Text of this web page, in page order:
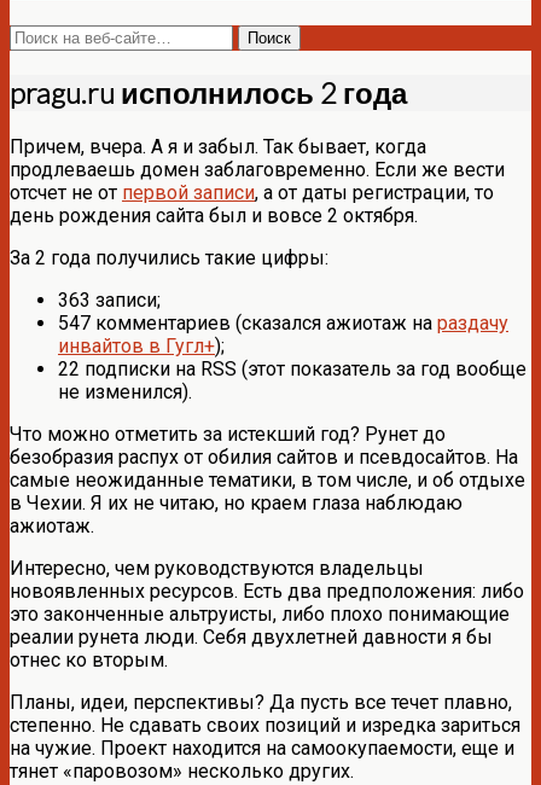
pragu.ru исполнилось 2 года
Причем, вчера. А я и забыл. Так бывает, когда
продлеваешь домен заблаговременно. Если же вести
отсчет не от первой записи, а от даты регистрации, то
день рождения сайта был и вовсе 2 октября.
За 2 года получились такие цифры:
363 записи;
547 комментариев (сказался ажиотаж на раздачу
инвайтов в Гугл+);
22 подписки на RSS (этот показатель за год вообще
не изменился).
Что можно отметить за истекший год? Рунет до
безобразия распух от обилия сайтов и псевдосайтов. На
самые неожиданные тематики, в том числе, и об отдыхе
в Чехии. Я их не читаю, но краем глаза наблюдаю
ажиотаж.
Интересно, чем руководствуются владельцы
новоявленных ресурсов. Есть два предположения: либо
это законченные альтруисты, либо плохо понимающие
реалии рунета люди. Себя двухлетней давности я бы
отнес ко вторым.
Планы, идеи, перспективы? Да пусть все течет плавно,
степенно. Не сдавать своих позиций и изредка зариться
на чужие. Проект находится на самоокупаемости, еще и
тянет «паровозом» несколько других.